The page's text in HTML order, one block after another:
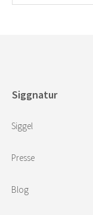
Siggnatur
Siggel
Presse
Blog